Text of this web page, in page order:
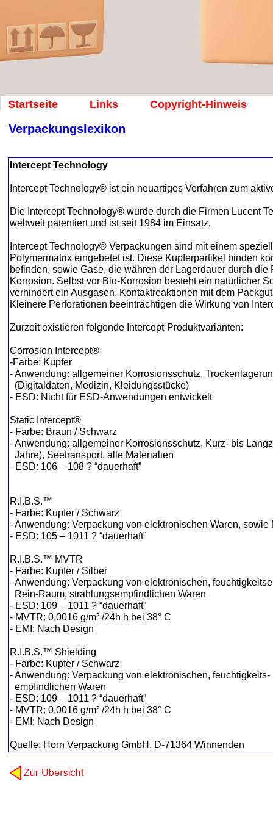
Verpackungslexikon
Intercept Technology
Intercept Technology® ist ein neuartiges Verfahren zum
Die Intercept Technology® wurde durch die Firmen Lucent
weltweit patentiert und ist seit 1984 im Einsatz.
Intercept Technology® Verpackungen sind mit einem
Polymermatrix eingebetet ist. Diese Kupferpartikel binden
befinden, sowie Gase, die währen der Lagerdauer durch
Korrosion. Selbst vor Bio-Korrosion besteht ein natürlicher
verhindert ein Ausgasen. Kontaktreaktionen mit dem
Kleinere Perforationen beeinträchtigen die Wirkung von
Zurzeit existieren folgende Intercept-Produktvarianten:
Corrosion Intercept®
-Farbe: Kupfer
- Anwendung: allgemeiner Korrosionsschutz,
(Digitaldaten, Medizin, Kleidungsstücke)
- ESD: Nicht für ESD-Anwendungen entwickelt
Static Intercept®
- Farbe: Braun / Schwarz
- Anwendung: allgemeiner Korrosionsschutz, Kurz- bis
Jahre), Seetransport, alle Materialien
- ESD: 106 – 108 ? “dauerhaft”
R.I.B.S.™
- Farbe: Kupfer / Schwarz
- Anwendung: Verpackung von elektronischen Waren,
- ESD: 105 – 1011 ? “dauerhaft”
R.I.B.S.™ MVTR
- Farbe: Kupfer / Silber
- Anwendung: Verpackung von elektronischen,
Rein-Raum, strahlungsempfindlichen Waren
- ESD: 109 – 1011 ? “dauerhaft”
- MVTR: 0,0016 g/m² /24h h bei 38° C
- EMI: Nach Design
R.I.B.S.™ Shielding
- Farbe: Kupfer / Schwarz
- Anwendung: Verpackung von elektronischen,
empfindlichen Waren
- ESD: 109 – 1011 ? “dauerhaft”
- MVTR: 0,0016 g/m² /24h h bei 38° C
- EMI: Nach Design
Quelle: Horn Verpackung GmbH, D-71364 Winnenden
Startseite Links Copyright-Hinweis